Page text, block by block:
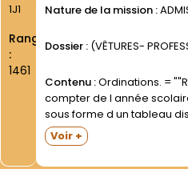
1J1
Rang
:
1461
Nature de la mission :
Dossier : (VÊTURES-
Contenu :Ordinations. = ""Registre d ordinations à
compter de l année
sous forme d un tableau
1968).Cahier écolier- inséré
couverture jaune. =
Voir +